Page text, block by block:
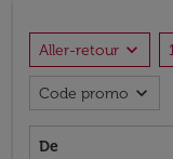
Aller-retour expand_more
Code promo expand_more
De